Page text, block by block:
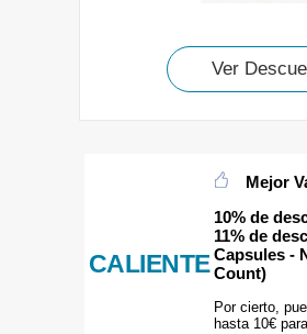
Ver
CALIENTE
Mejor
10% de
11% de
Capsules -
Count)
Por cierto,
hasta 10€